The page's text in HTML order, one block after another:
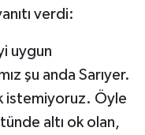
verdi:
uygun
şu anda Sarıyer.
istemiyoruz. Öyle
altı ok olan,